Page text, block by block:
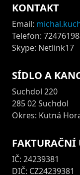
KONTAKT
Email:
Telefon:
Skype: Netlink17
SÍDLO A
Suchdol 220
285 02 Suchdol
Okres: Kutná
FAKTURAČNÍ
IČ: 24239381
DIČ: CZ24239381